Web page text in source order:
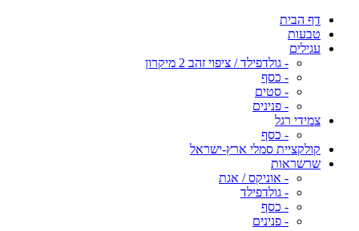
דף הבית
טבעות
עגילים
- גולדפילד / ציפוי זהב 2 מיקרון
- כסף
- סטים
- פנינים
צמידי רגל
- כסף
קולקציית סמלי ארץ-ישראל
שרשראות
- אוניקס / אגת
- גולדפילד
- כסף
- פנינים